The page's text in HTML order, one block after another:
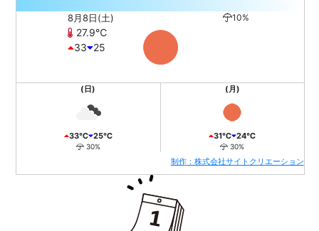
8月8日(土)
27.9℃
33
25
10%
(日)
33℃ 25℃
30%
(月)
31℃ 24℃
30%
制作：株式会社サイトクリエーション